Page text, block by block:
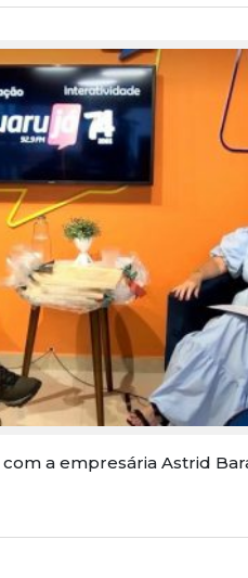
com a empresária Astrid